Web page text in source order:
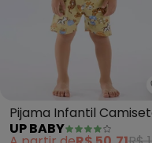
Pijama Infantil
e Bermuda (Amarelo)
UP BABY